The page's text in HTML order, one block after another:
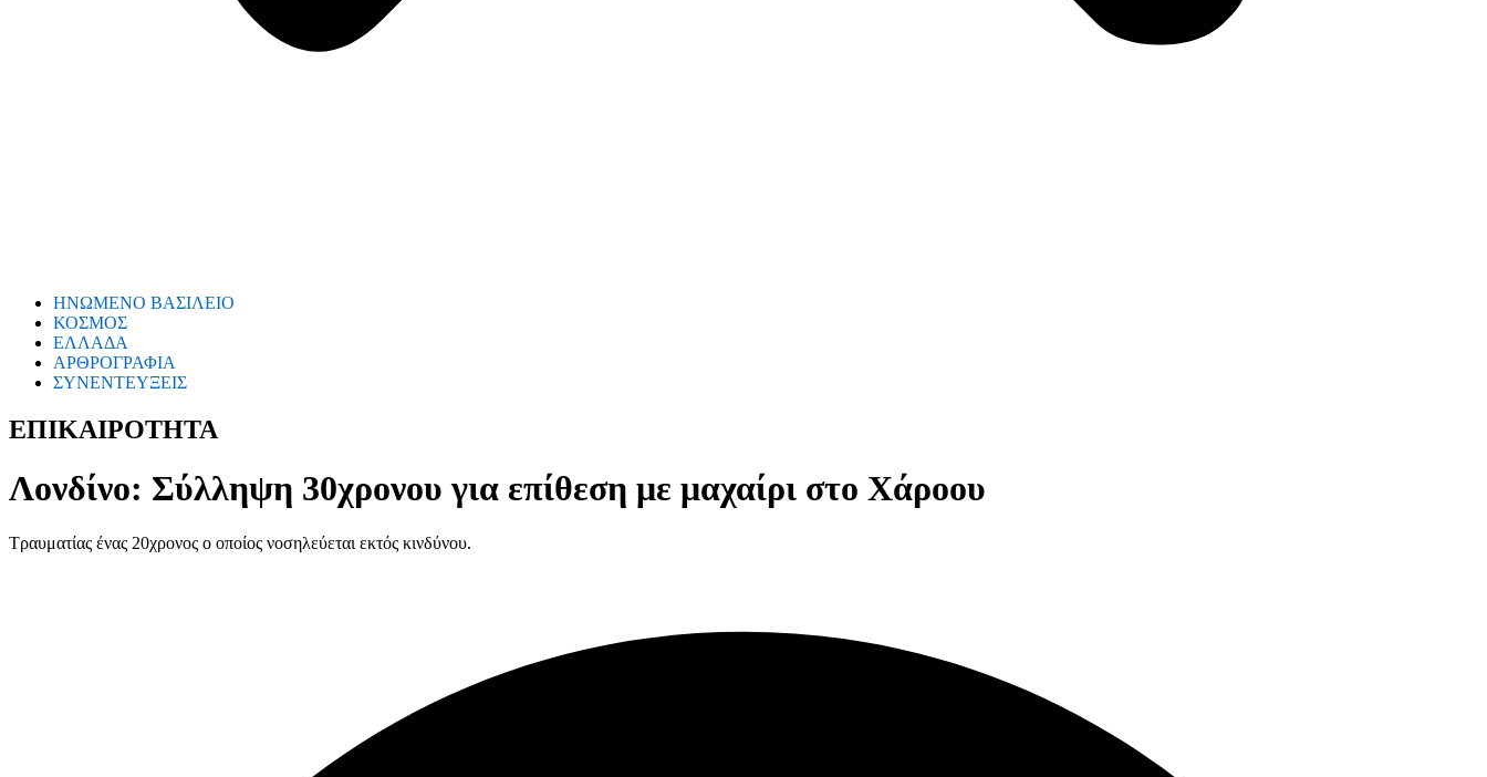
ΗΝΩΜΕΝΟ ΒΑΣΙΛΕΙΟ
ΚΟΣΜΟΣ
ΕΛΛΑΔΑ
ΑΡΘΡΟΓΡΑΦΙΑ
ΣΥΝΕΝΤΕΥΞΕΙΣ
ΕΠΙΚΑΙΡΟΤΗΤΑ
Λονδίνο: Σύλληψη 30χρονου για επίθεση με μαχαίρι στο Χάροου
Τραυματίας ένας 20χρονος ο οποίος νοσηλεύεται εκτός κινδύνου.